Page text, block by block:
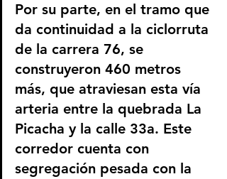
Por su parte, en el tramo que
da continuidad a la ciclorruta
de la carrera 76, se
construyeron 460 metros
más, que atraviesan esta vía
arteria entre la quebrada La
Picacha y la calle 33a. Este
corredor cuenta con
segregación pesada con la